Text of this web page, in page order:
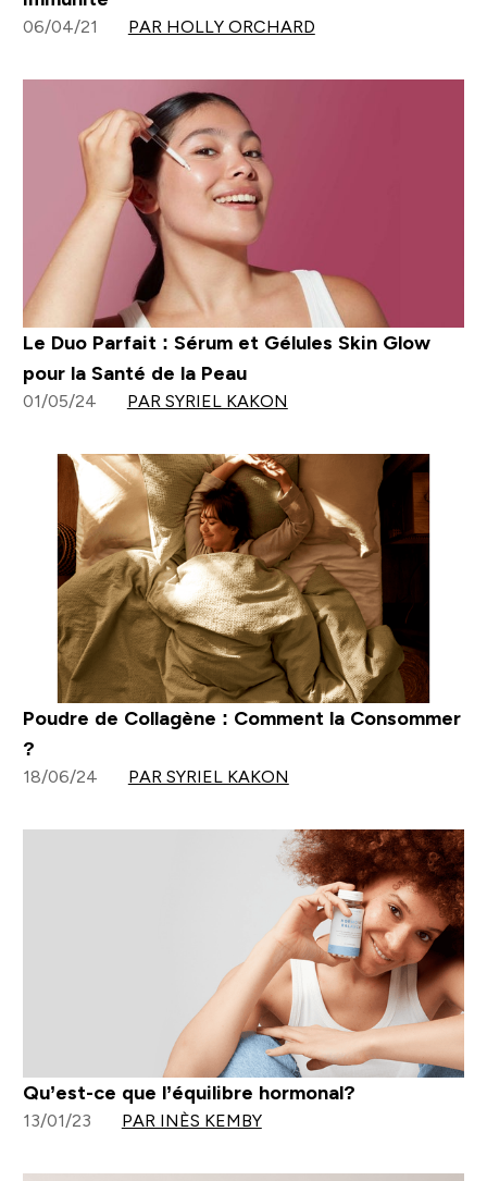
06/04/21 PAR HOLLY ORCHARD
Le Duo Parfait : Sérum et Gélules Skin Glow
pour la Santé de la Peau
01/05/24 PAR SYRIEL KAKON
Poudre de Collagène : Comment la Consommer
?
18/06/24 PAR SYRIEL KAKON
Qu’est-ce que l’équilibre hormonal?
13/01/23 PAR INÈS KEMBY